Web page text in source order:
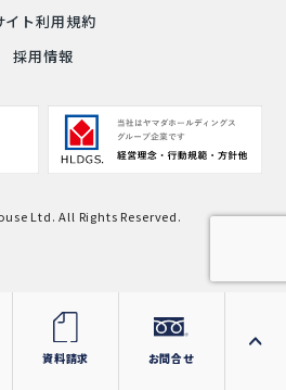
イト利用規約
採用情報
Ltd. All Rights Reserved.
資料請求 お問合せ